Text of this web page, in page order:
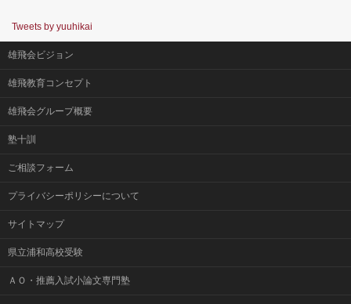
Tweets by yuuhikai
雄飛会ビジョン
雄飛教育コンセプト
雄飛会グループ概要
塾十訓
ご相談フォーム
プライバシーポリシーについて
サイトマップ
県立浦和高校受験
ＡＯ・推薦入試小論文専門塾